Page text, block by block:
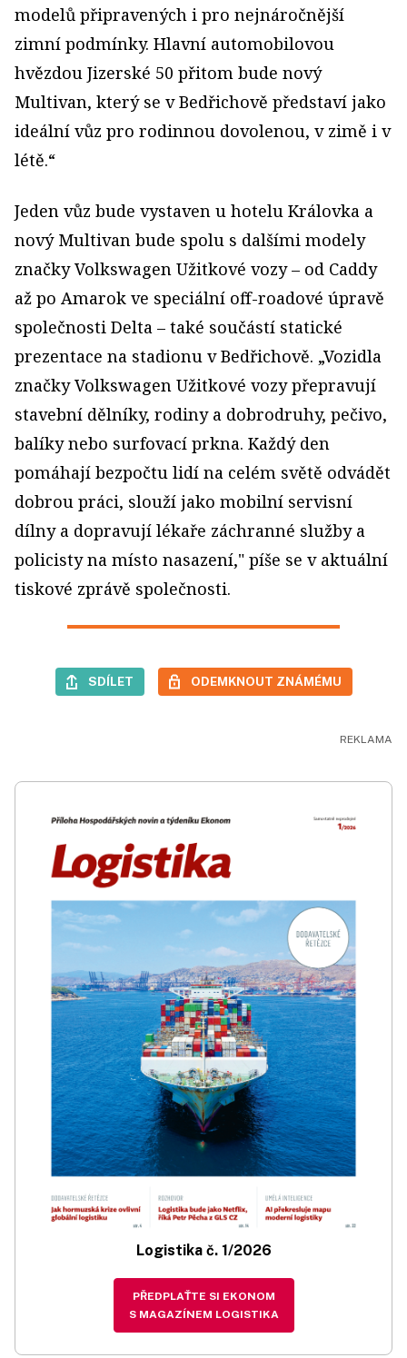
modelů připravených i pro nejnáročnější
zimní podmínky. Hlavní automobilovou
hvězdou Jizerské 50 přitom bude nový
Multivan, který se v Bedřichově představí jako
ideální vůz pro rodinnou dovolenou, v zimě i v
létě.“
Jeden vůz bude vystaven u hotelu Královka a
nový Multivan bude spolu s dalšími modely
značky Volkswagen Užitkové vozy – od Caddy
až po Amarok ve speciální off-roadové úpravě
společnosti Delta – také součástí statické
prezentace na stadionu v Bedřichově. „Vozidla
značky Volkswagen Užitkové vozy přepravují
stavební dělníky, rodiny a dobrodruhy, pečivo,
balíky nebo surfovací prkna. Každý den
pomáhají bezpočtu lidí na celém světě odvádět
dobrou práci, slouží jako mobilní servisní
dílny a dopravují lékaře záchranné služby a
policisty na místo nasazení," píše se v aktuální
tiskové zprávě společnosti.
SDÍLET ODEMKNOUT ZNÁMÉMU
Logistika č. 1/2026
PŘEDPLAŤTE SI EKONOM
S MAGAZÍNEM LOGISTIKA